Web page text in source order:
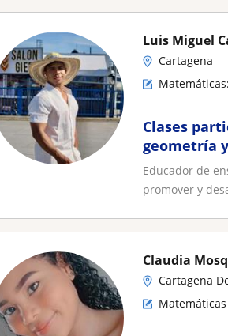
Luis Miguel
Cartagena
Clases
geometría
media
Educador de
promover y
Claudia
Cartagena
Matemáticas